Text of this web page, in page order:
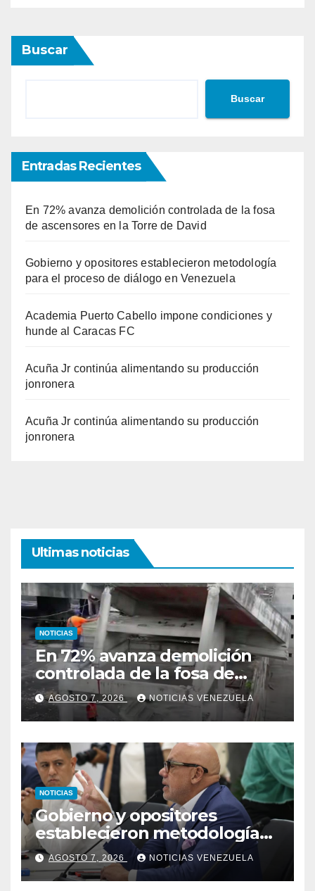
Buscar
Buscar
Entradas Recientes
En 72% avanza demolición controlada de la fosa
de ascensores en la Torre de David
Gobierno y opositores establecieron metodología
para el proceso de diálogo en Venezuela
Academia Puerto Cabello impone condiciones y
hunde al Caracas FC
Acuña Jr continúa alimentando su producción
jonronera
Acuña Jr continúa alimentando su producción
jonronera
Ultimas noticias
NOTICIAS
En 72% avanza demolición
controlada de la fosa de
ascensores en la Torre de
David
AGOSTO 7, 2026 NOTICIAS VENEZUELA
NOTICIAS
Gobierno y opositores
establecieron metodología
para el proceso de diálogo en
Venezuela
AGOSTO 7, 2026 NOTICIAS VENEZUELA